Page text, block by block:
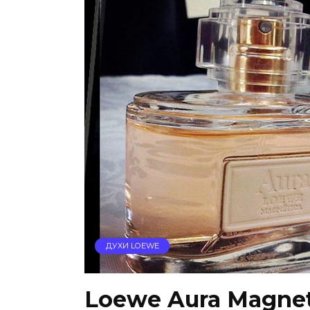
ДУХИ LOEWE
Loewe Aura